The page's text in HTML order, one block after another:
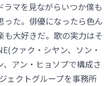
マを見ながらいつか僕も
った。俳優になったら色ん
も大好きだ。歌の実力はそ
クァク・シヤン、ソン・
アン・ヒョソプで構成さ
ェクトグループを事務所